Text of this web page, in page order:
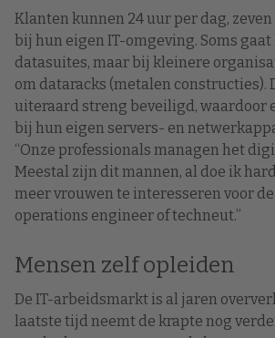
Klanten kunnen 24 uur per dag,
bij hun eigen IT-omgeving. Soms gaat
datasuites, maar bij kleinere
om dataracks (metalen constructies).
uiteraard streng beveiligd, waardoor
bij hun eigen servers- en
“Onze professionals managen het
Meestal zijn dit mannen, al doe ik
meer vrouwen te interesseren voor
operations engineer of techneut.”
Mensen zelf opleiden
De IT-arbeidsmarkt is al jaren
laatste tijd neemt de krapte nog